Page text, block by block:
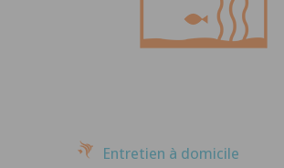
Entretien à domicile